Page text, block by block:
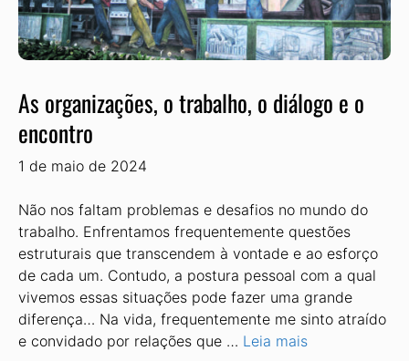
As organizações, o trabalho, o diálogo e o
encontro
1 de maio de 2024
Não nos faltam problemas e desafios no mundo do
trabalho. Enfrentamos frequentemente questões
estruturais que transcendem à vontade e ao esforço
de cada um. Contudo, a postura pessoal com a qual
vivemos essas situações pode fazer uma grande
diferença… Na vida, frequentemente me sinto atraído
e convidado por relações que … Leia mais